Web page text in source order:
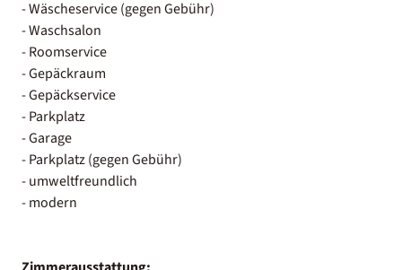
- Wäscheservice (gegen Gebühr)
- Waschsalon
- Roomservice
- Gepäckraum
- Gepäckservice
- Parkplatz
- Garage
- Parkplatz (gegen Gebühr)
- umweltfreundlich
- modern